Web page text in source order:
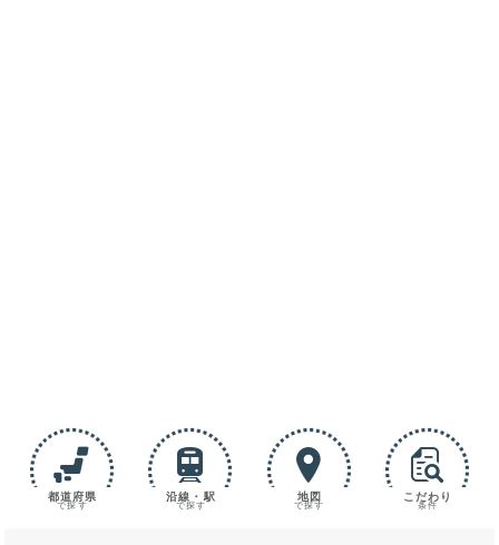
都道府県
で探す
沿線・駅
で探す
地図
で探す
こだわり
条件